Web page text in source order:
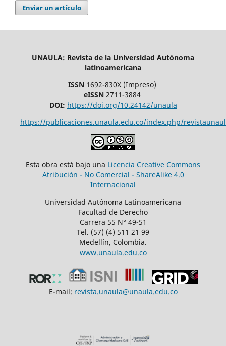
Enviar un artículo
UNAULA: Revista de la Universidad Autónoma
latinoamericana
ISSN1692-830X (Impreso)
eISSN2711-3884
DOI: https://doi.org/10.24142/unaula
https://publicaciones.unaula.edu.co/index.php/
Esta obra está bajo una Licencia Creative Commons
Atribución - No Comercial - ShareAlike 4.0
Internacional
Universidad Autónoma Latinoamericana
Facultad de Derecho
Carrera 55 N° 49-51
Tel. (57) (4) 511 21 99
Medellín, Colombia.
www.unaula.edu.co
E-mail: revista.unaula@unaula.edu.co